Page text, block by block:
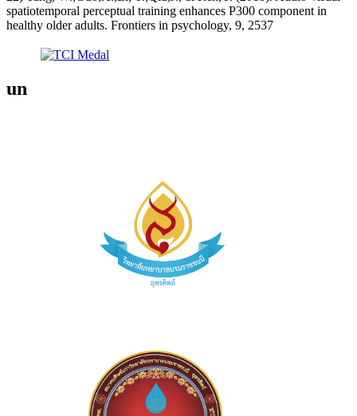
spatiotemporal perceptual training enhances P300 component in
healthy older adults. Frontiers in psychology, 9, 2537
un